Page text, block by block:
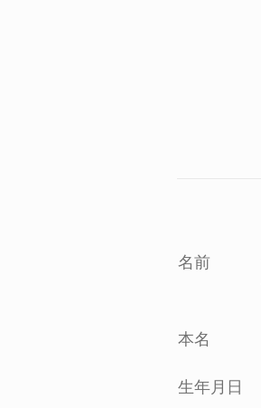
名前
本名
生年月日